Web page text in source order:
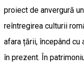
proiect de anvergură
reîntregirea culturii
afara țării, începând
în prezent. În